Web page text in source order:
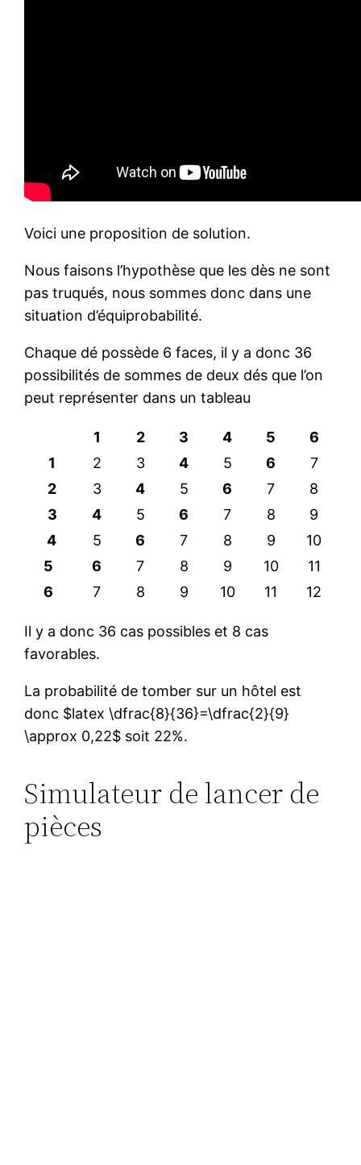
Voici une proposition de solution.
Nous faisons l’hypothèse que les dès ne sont
pas truqués, nous sommes donc dans une
situation d’équiprobabilité.
Chaque dé possède 6 faces, il y a donc 36
possibilités de sommes de deux dés que l’on
peut représenter dans un tableau
1 2 3 4 5
6
1
2 3 4 5 6
7
2
3 4 5 6 7
8
3
4 5 6 7 8
9
4
5 6 7 8 9
10
5
6 7 8 9 10
11
6
7 8 9 10 11 12
Il y a donc 36 cas possibles et 8 cas
favorables.
La probabilité de tomber sur un hôtel est
donc $latex \dfrac{8}{36}=\dfrac{2}{9}
\approx 0,22$ soit 22%.
Simulateur de lancer de
pièces